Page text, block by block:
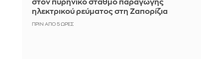
στον πυρηνικό σταθμό παραγωγής
ηλεκτρικού ρεύματος στη Ζαπορίζια
ΠΡΙΝ ΑΠΌ 5 ΏΡΕΣ